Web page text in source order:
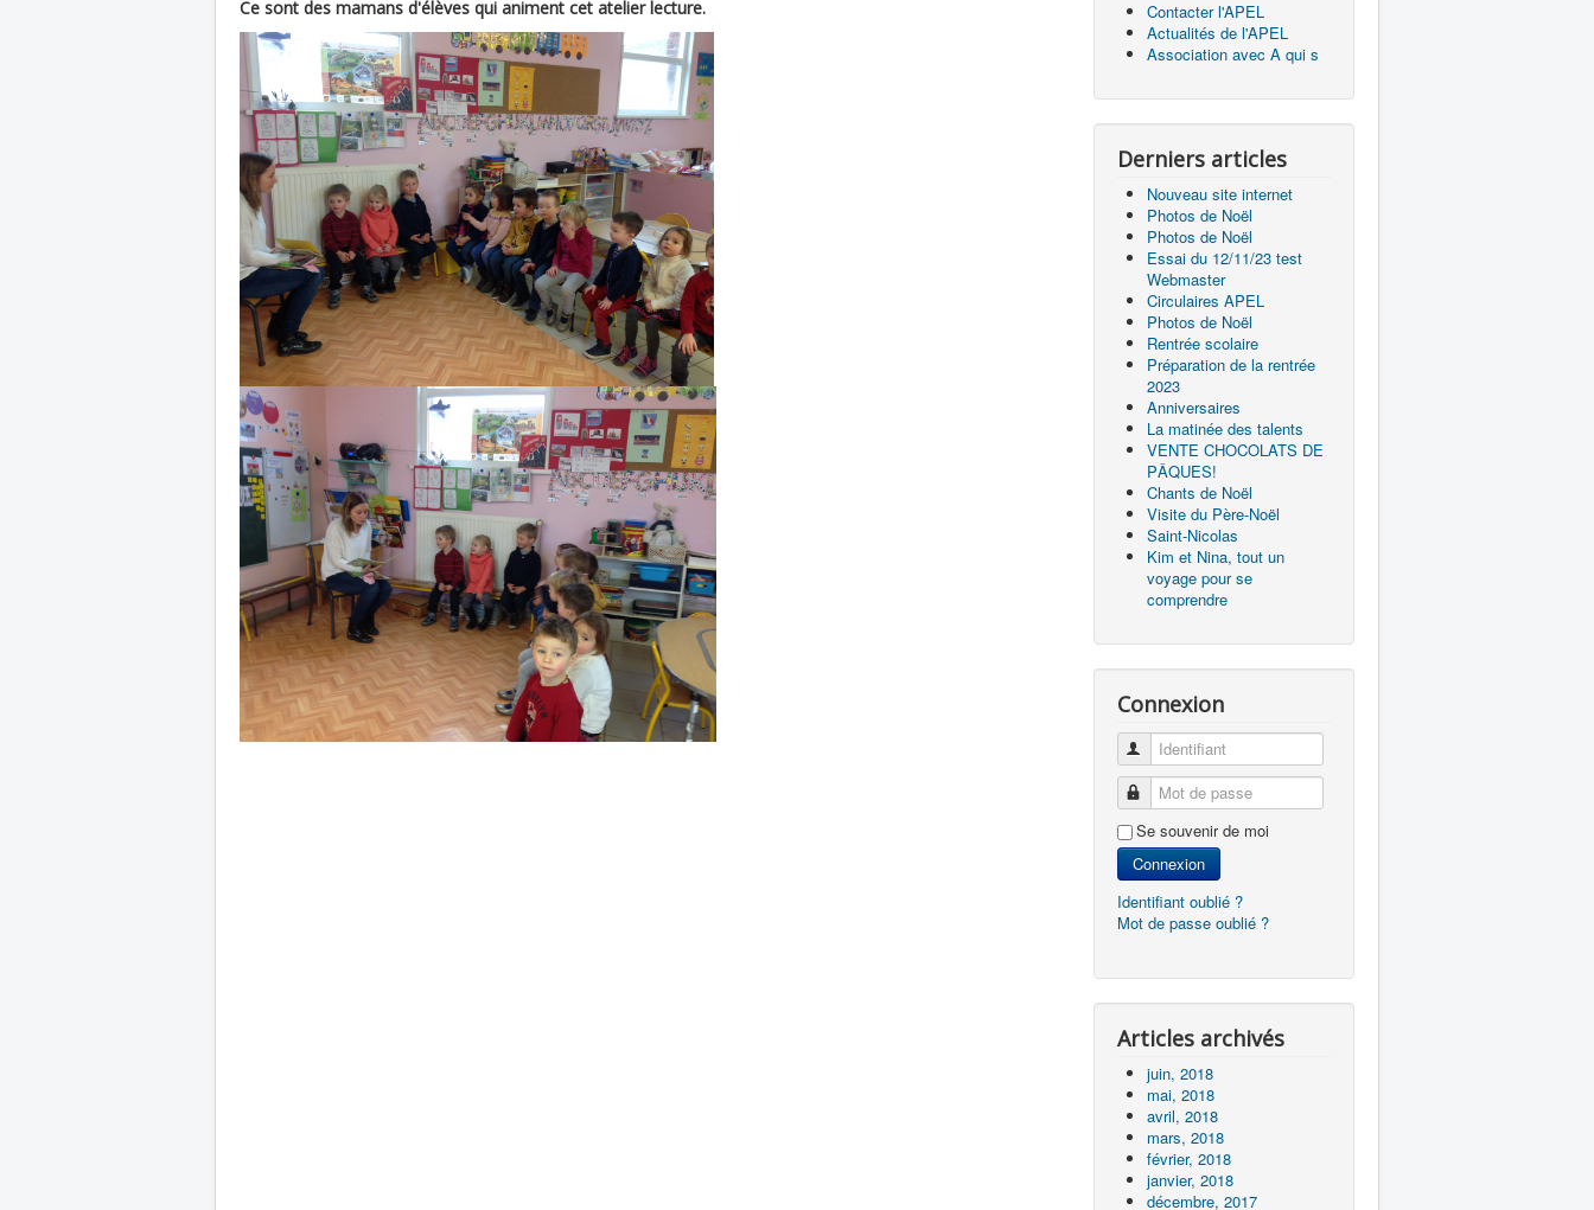
Ce sont des mamans d'élèves qui animent cet atelier lecture.
Contacter l'APEL
Actualités de l'APEL
Association avec A qui s
Derniers articles
Nouveau site internet
Photos de Noël
Photos de Noël
Essai du 12/11/23 test
Webmaster
Circulaires APEL
Photos de Noël
Rentrée scolaire
Préparation de la rentrée
2023
Anniversaires
La matinée des talents
VENTE CHOCOLATS DE
PÂQUES!
Chants de Noël
Visite du Père-Noël
Saint-Nicolas
Kim et Nina, tout un
voyage pour se
comprendre
Connexion
Identifiant
Mot de passe
Se souvenir de moi
Connexion
Identifiant oublié ?
Mot de passe oublié ?
Articles archivés
juin, 2018
mai, 2018
avril, 2018
mars, 2018
février, 2018
janvier, 2018
décembre, 2017